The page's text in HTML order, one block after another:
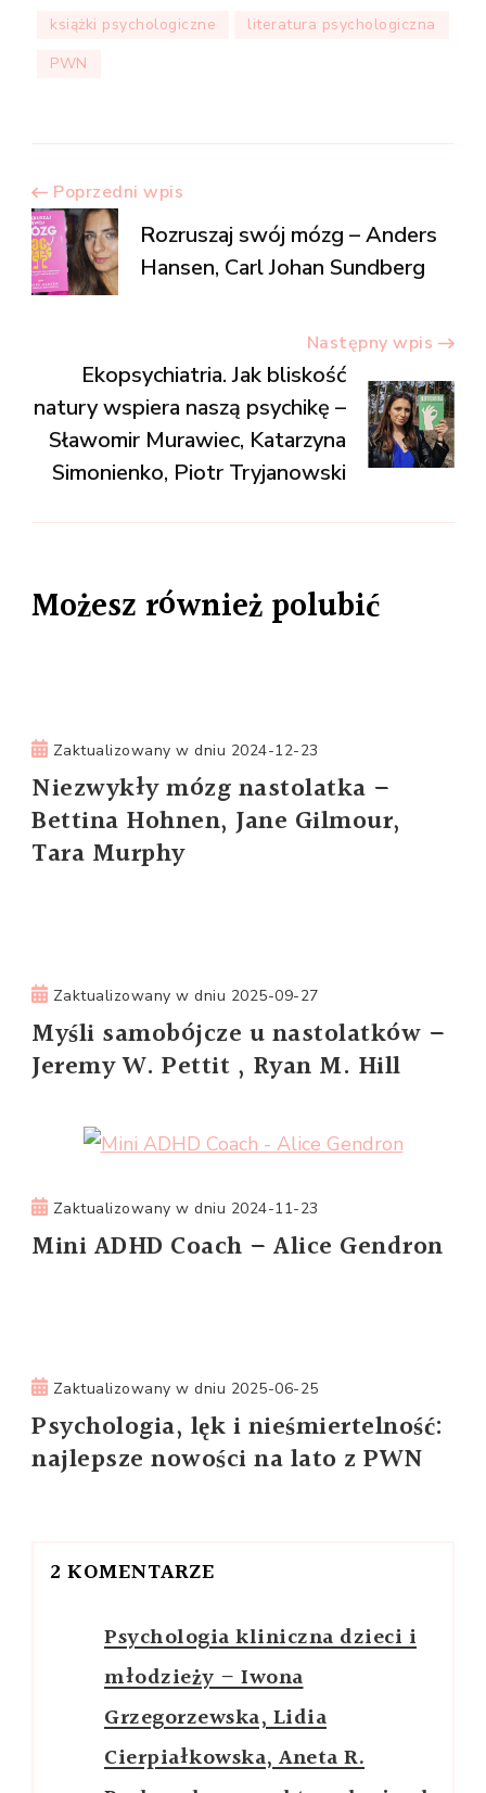
książki psychologiczne
literatura psychologiczna
PWN
Zobacz
wpisy
Poprzedni wpis
Rozruszaj swój mózg – Anders
Hansen, Carl Johan Sundberg
Następny wpis
Ekopsychiatria. Jak bliskość
natury wspiera naszą psychikę –
Sławomir Murawiec, Katarzyna
Simonienko, Piotr Tryjanowski
Możesz również polubić
Zaktualizowany w dniu 2024-12-23
Niezwykły mózg nastolatka –
Bettina Hohnen, Jane Gilmour,
Tara Murphy
Zaktualizowany w dniu 2025-09-27
Myśli samobójcze u nastolatków –
Jeremy W. Pettit , Ryan M. Hill
Zaktualizowany w dniu 2024-11-23
Mini ADHD Coach – Alice Gendron
Zaktualizowany w dniu 2025-06-25
Psychologia, lęk i nieśmiertelność:
najlepsze nowości na lato z PWN
2 KOMENTARZE
Psychologia kliniczna dzieci i
młodzieży – Iwona
Grzegorzewska, Lidia
Cierpiałkowska, Aneta R.